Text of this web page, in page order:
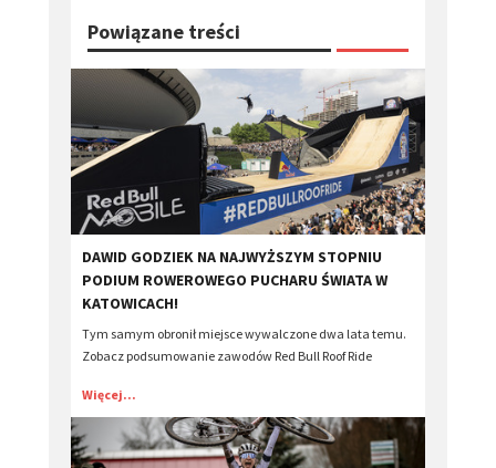
Powiązane treści
​DAWID GODZIEK NA NAJWYŻSZYM STOPNIU
PODIUM ROWEROWEGO PUCHARU ŚWIATA W
KATOWICACH!
Tym samym obronił miejsce wywalczone dwa lata temu.
Zobacz podsumowanie zawodów Red Bull Roof Ride
Więcej...